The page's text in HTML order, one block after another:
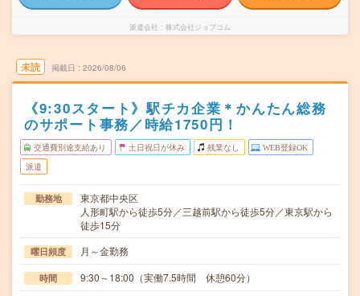
派遣会社 株式会社ジョブコム
未読 掲載日 2026/08/06
《9:30スタート》駅チカ企業＊かんたん総務
のサポート事務／時給1750円！
交通費別途支給あり 土日祝日が休み 残業なし WEB登録OK
派遣
勤務地
東京都中央区
人形町駅から徒歩5分／三越前駅から徒歩5分／東京駅から
徒歩15分
曜日頻度 月～金勤務
時間 9:30～18:00（実働7.5時間 休憩60分）